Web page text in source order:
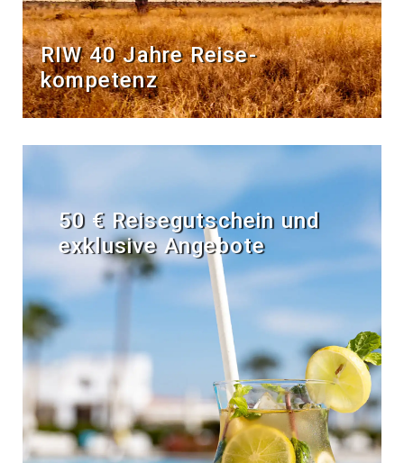
RIW 40 Jahre Reise­
kompetenz
50 € Reisegutschein und
exklusive Angebote